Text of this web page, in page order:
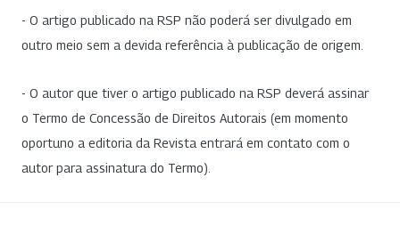
- O artigo publicado na RSP não poderá ser divulgado em
outro meio sem a devida referência à publicação de origem.
- O autor que tiver o artigo publicado na RSP deverá assinar
o Termo de Concessão de Direitos Autorais (em momento
oportuno a editoria da Revista entrará em contato com o
autor para assinatura do Termo).